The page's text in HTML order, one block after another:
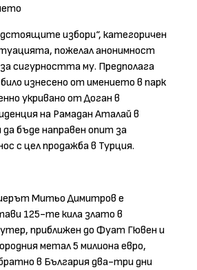
избори“, категоричен
пожелал анонимност
сигурността му. Предполага
изнесено от имението в парк
укривано от Доган в
на Рамадан Аталай в
да бъде направен опит за
с цел продажба в Турция.
Митьо Димитров е
125-те кила злато в
приближен до Фуат Гювен и
метал 5 милиона евро,
в България два-три дни